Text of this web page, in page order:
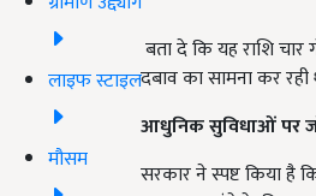
लाइफ स्टाइल
मौसम
बता दे कि यह राशि
दबाव का सामना कर रही
आधुनिक सुविधाओं पर
सरकार ने स्पष्ट किया है